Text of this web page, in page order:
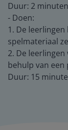
Duur: 2
- Doen:
1. De
spelmateriaal
2. De
behulp van een
Duur: 15